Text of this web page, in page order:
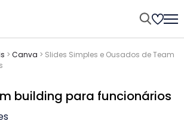
> Canva > Slides Simples e Ousados de Team
building para funcionários